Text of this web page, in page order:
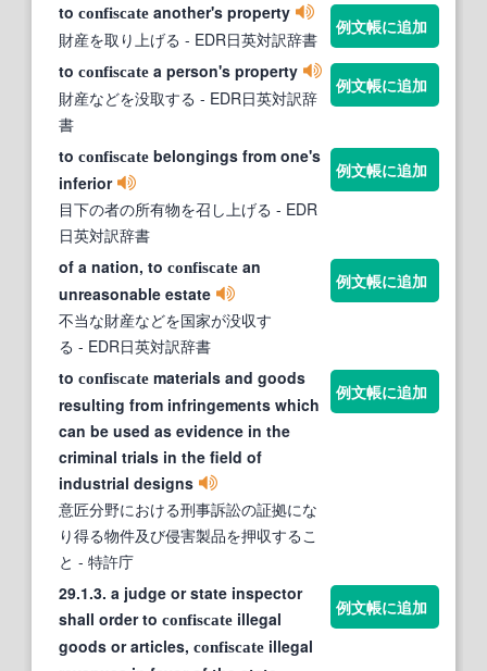
to confiscate another's property
財産を取り上げる - EDR日英対訳辞書
例文帳に追加
to confiscate a person's property
財産などを没取する - EDR日英対訳辞
書
例文帳に追加
to confiscate belongings from one's
inferior
目下の者の所有物を召し上げる - EDR
日英対訳辞書
例文帳に追加
of a nation, to confiscate an
unreasonable estate
不当な財産などを国家が没収す
る - EDR日英対訳辞書
例文帳に追加
to confiscate materials and goods
resulting from infringements which
can be used as evidence in the
criminal trials in the field of
industrial designs
意匠分野における刑事訴訟の証拠にな
り得る物件及び侵害製品を押収するこ
と - 特許庁
例文帳に追加
29.1.3. a judge or state inspector
shall order to confiscate illegal
goods or articles, confiscate illegal
例文帳に追加